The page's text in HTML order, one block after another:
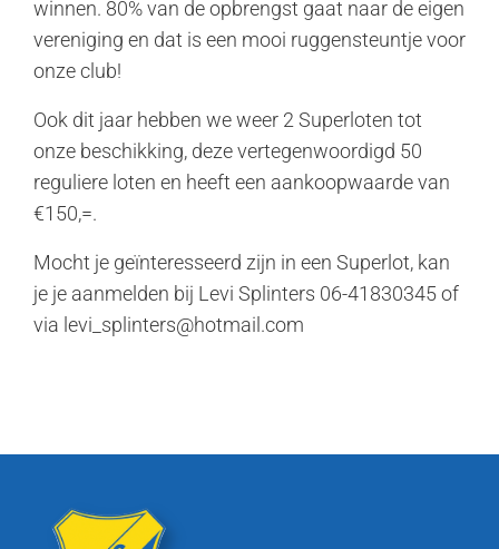
winnen. 80% van de opbrengst gaat naar de eigen
vereniging en dat is een mooi ruggensteuntje voor
onze club!
Ook dit jaar hebben we weer 2 Superloten tot
onze beschikking, deze vertegenwoordigd 50
reguliere loten en heeft een aankoopwaarde van
€150,=.
Mocht je geïnteresseerd zijn in een Superlot, kan
je je aanmelden bij Levi Splinters 06-41830345 of
via levi_splinters@hotmail.com